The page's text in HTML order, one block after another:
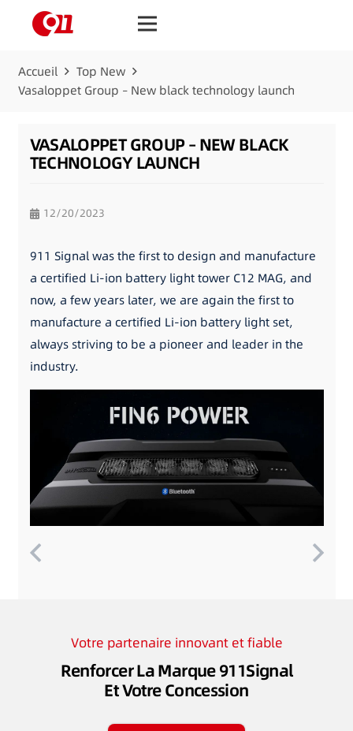
Accueil
Top New
Vasaloppet Group – New black technology launch
VASALOPPET GROUP – NEW BLACK
TECHNOLOGY LAUNCH
12/20/2023
911 Signal was the first to design and manufacture
a certified Li-ion battery light tower C12 MAG, and
now, a few years later, we are again the first to
manufacture a certified Li-ion battery light set,
always striving to be a pioneer and leader in the
industry.
Votre partenaire innovant et fiable
Renforcer La Marque 911Signal
Et Votre Concession